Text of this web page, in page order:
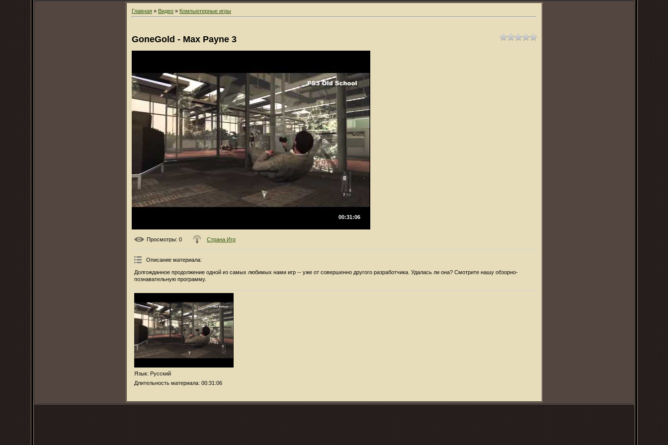
Главная » Видео » Компьютерные игры
GoneGold - Max Payne 3
00:31:06
Просмотры: 0 Страна Игр
Описание материала:
Долгожданное продолжение одной из самых любимых нами игр -- уже от совершенно другого разработчика. Удалась ли она? Смотрите нашу обзорно-
познавательную программу.
Язык: Русский
Длительность материала: 00:31:06